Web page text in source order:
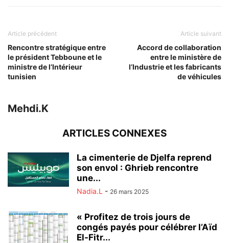
Article précédent
Rencontre stratégique entre
le président Tebboune et le
ministre de l’Intérieur
tunisien
Article suivant
Accord de collaboration
entre le ministère de
l’Industrie et les fabricants
de véhicules
Mehdi.K
ARTICLES CONNEXES
La cimenterie de Djelfa reprend
son envol : Ghrieb rencontre
une...
Nadia.L - 26 mars 2025
« Profitez de trois jours de
congés payés pour célébrer l’Aïd
El-Fitr...